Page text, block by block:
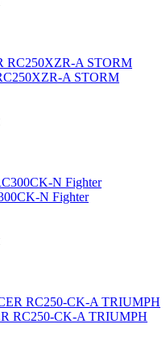
A STORM
N Fighter
CK-A TRIUMPH